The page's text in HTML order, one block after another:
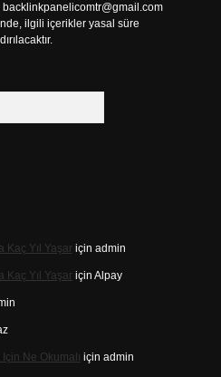
backlinkpanelicomtr@gmail.com
ilgili içerikler yasal süre
Kaç Yıl Yaşariçin admin
Kaç Yıl Yaşariçin Alpay
Ne Okumalı için admin